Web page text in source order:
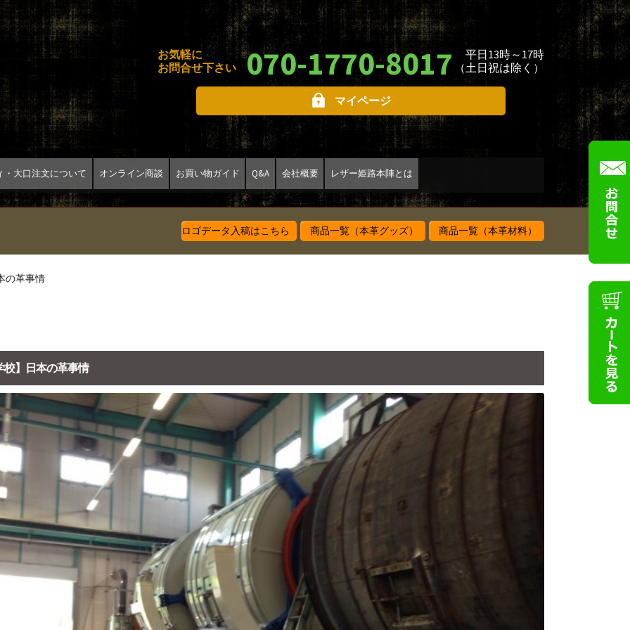
お気軽に
お問合せ下さい
070-1770-8017
平日13時～17時
（土日祝は除く）
マイページ
・大口注文について オンライン商談 お買い物ガイド Q&A 会社概要 レザー姫路本陣とは
ロゴデータ入稿はこちら 商品一覧（本革グッズ） 商品一覧（本革材料）
の革事情
校】日本の革事情